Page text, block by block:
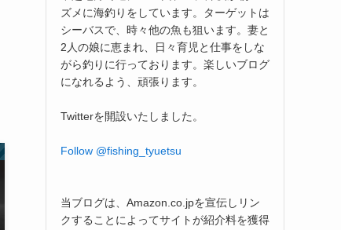
ズメに海釣りをしています。ターゲットは
シーバスで、時々他の魚も狙います。妻と
2人の娘に恵まれ、日々育児と仕事をしな
がら釣りに行っております。楽しいブログ
になれるよう、頑張ります。
Twitterを開設いたしました。
Follow @fishing_tyuetsu
当ブログは、Amazon.co.jpを宣伝しリン
クすることによってサイトが紹介料を獲得